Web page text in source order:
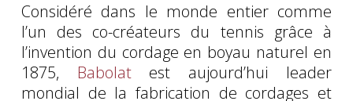
Considéré dans le monde entier comme
l’un des co-créateurs du tennis grâce à
l’invention du cordage en boyau naturel en
1875, Babolatest aujourd’hui leader
mondial de la fabrication de cordages et